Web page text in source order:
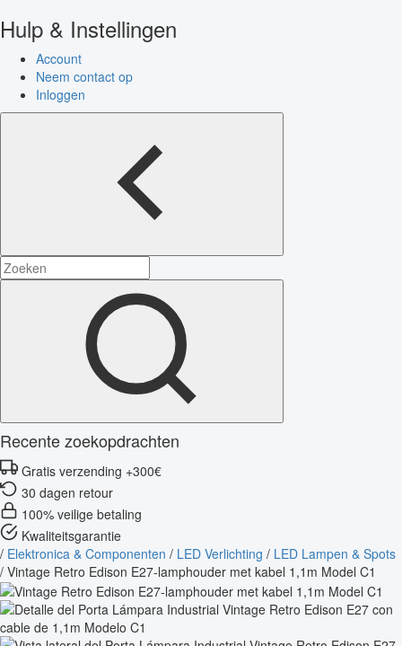
Hulp & Instellingen
Account
Neem contact op
Inloggen
Recente zoekopdrachten
Gratis verzending +300€
30 dagen retour
100% veilige betaling
Kwaliteitsgarantie
/ Elektronica & Componenten / LED Verlichting / LED Lampen & Spots
/ Vintage Retro Edison E27-lamphouder met kabel 1,1m Model C1